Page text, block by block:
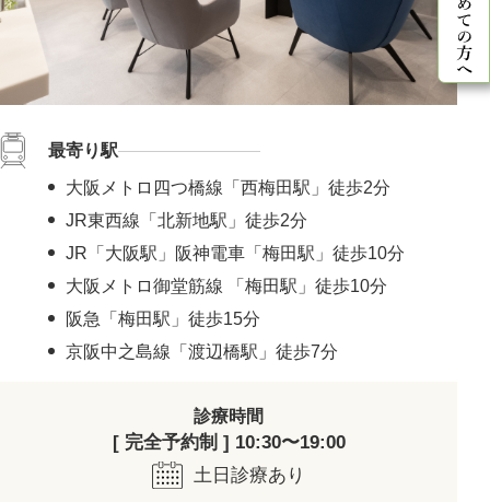
最寄り駅
大阪メトロ四つ橋線「西梅田駅」徒歩2分
JR東西線「北新地駅」徒歩2分
JR「大阪駅」阪神電車「梅田駅」徒歩10分
大阪メトロ御堂筋線 「梅田駅」徒歩10分
阪急「梅田駅」徒歩15分
京阪中之島線「渡辺橋駅」徒歩7分
診療時間
[ 完全予約制 ] 10:30〜19:00
土日診療あり